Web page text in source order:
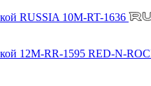
RUSSIA 10M-RT-1636
12M-RR-1595 RED-N-